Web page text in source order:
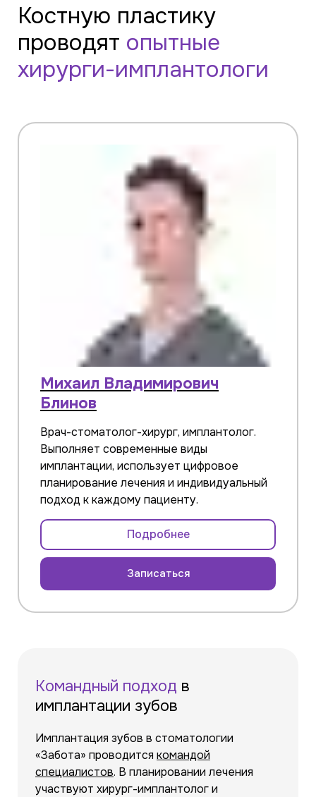
Костную пластику
проводят опытные
хирурги-имплантологи
Михаил Владимирович
Блинов
Врач-стоматолог-хирург, имплантолог.
Выполняет современные виды
имплантации, использует цифровое
планирование лечения и индивидуальный
подход к каждому пациенту.
Подробнее
Записаться
Командный подход в
имплантации зубов
Имплантация зубов в стоматологии
«Забота» проводится командой
специалистов. В планировании лечения
участвуют хирург-имплантолог и